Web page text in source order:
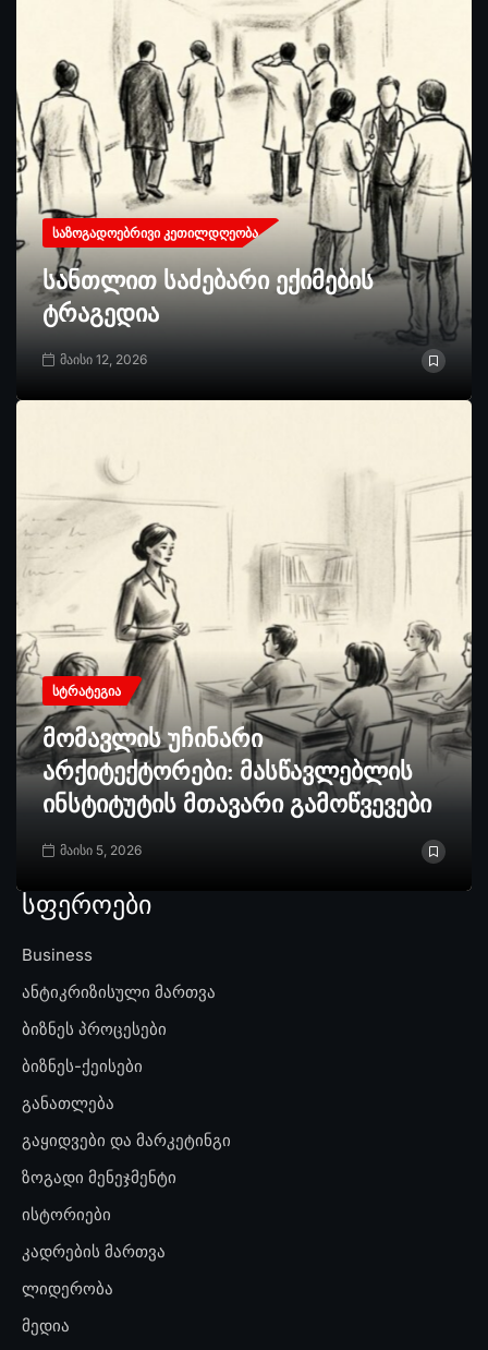
ᲡᲐᲖᲝᲒᲐᲓᲝᲔᲑᲠᲘᲕᲘ ᲙᲔᲗᲘᲚᲓᲦᲔᲝᲑᲐ
სანთლით საძებარი ექიმების
ტრაგედია
მაისი 12, 2026
ᲡᲢᲠᲐᲢᲔᲒᲘᲐ
მომავლის უჩინარი
არქიტექტორები: მასწავლებლის
ინსტიტუტის მთავარი გამოწვევები
მაისი 5, 2026
სფეროები
Business
ანტიკრიზისული მართვა
ბიზნეს პროცესები
ბიზნეს-ქეისები
განათლება
გაყიდვები და მარკეტინგი
ზოგადი მენეჯმენტი
ისტორიები
კადრების მართვა
ლიდერობა
მედია